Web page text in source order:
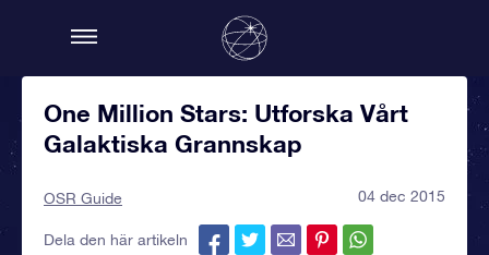
One Million Stars: Utforska Vårt
Galaktiska Grannskap
OSR Guide 04 dec 2015
Dela den här artikeln